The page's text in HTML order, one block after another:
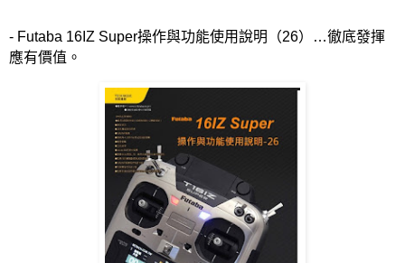
- Futaba 16IZ Super操作與功能使用說明（26）…徹底發揮
應有價值。